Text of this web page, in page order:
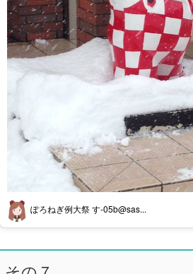
ぽろねぎ例大祭 す-05b@sas...